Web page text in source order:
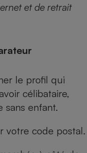
et de retrait
le profil qui
célibataire,
sans enfant.
votre code postal.